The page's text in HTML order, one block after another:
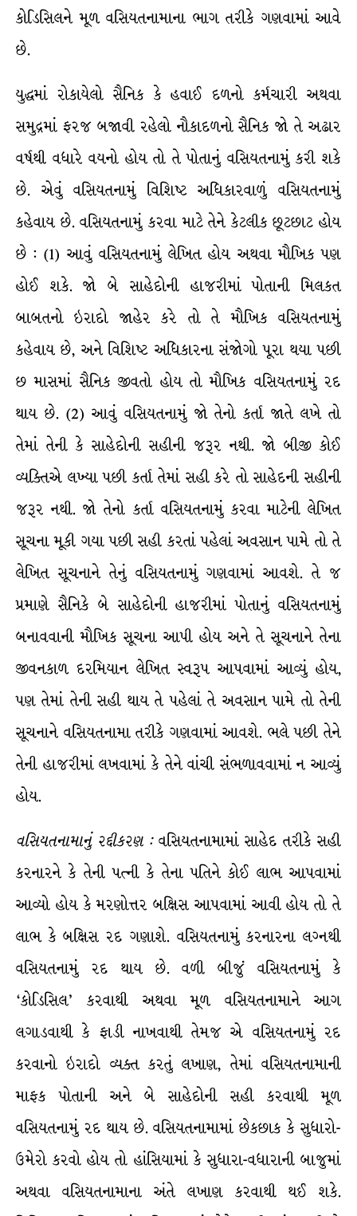
કોડિસિલને મૂળ વસિયતનામાના ભાગ તરીકે ગણવામાં આવે
છે.
યુદ્ધમાં રોકાયેલો સૈનિક કે હવાઈ દળનો કર્મચારી અથવા
સમુદ્રમાં ફરજ બજાવી રહેલો નૌકાદળનો સૈનિક જો તે અઢાર
વર્ષથી વધારે વયનો હોય તો તે પોતાનું વસિયતનામું કરી શકે
છે. એવું વસિયતનામું વિશિષ્ટ અધિકારવાળું વસિયતનામું
કહેવાય છે. વસિયતનામું કરવા માટે તેને કેટલીક છૂટછાટ હોય
છે : (1) આવું વસિયતનામું લેખિત હોય અથવા મૌખિક પણ
હોઈ શકે. જો બે સાહેદોની હાજરીમાં પોતાની મિલકત
બાબતનો ઇરાદો જાહેર કરે તો તે મૌખિક વસિયતનામું
કહેવાય છે, અને વિશિષ્ટ અધિકારના સંજોગો પૂરા થયા પછી
છ માસમાં સૈનિક જીવતો હોય તો મૌખિક વસિયતનામું રદ
થાય છે. (2) આવું વસિયતનામું જો તેનો કર્તા જાતે લખે તો
તેમાં તેની કે સાહેદોની સહીની જરૂર નથી. જો બીજી કોઈ
વ્યક્તિએ લખ્યા પછી કર્તા તેમાં સહી કરે તો સાહેદની સહીની
જરૂર નથી. જો તેનો કર્તા વસિયતનામું કરવા માટેની લેખિત
સૂચના મૂકી ગયા પછી સહી કરતાં પહેલાં અવસાન પામે તો તે
લેખિત સૂચનાને તેનું વસિયતનામું ગણવામાં આવશે. તે જ
પ્રમાણે સૈનિકે બે સાહેદોની હાજરીમાં પોતાનું વસિયતનામું
બનાવવાની મૌખિક સૂચના આપી હોય અને તે સૂચનાને તેના
જીવનકાળ દરમિયાન લેખિત સ્વરૂપ આપવામાં આવ્યું હોય,
પણ તેમાં તેની સહી થાય તે પહેલાં તે અવસાન પામે તો તેની
સૂચનાને વસિયતનામા તરીકે ગણવામાં આવશે. ભલે પછી તેને
તેની હાજરીમાં લખવામાં કે તેને વાંચી સંભળાવવામાં ન આવ્યું
હોય.
વસિયતનામાનું રદ્દીકરણ :વસિયતનામામાં સાહેદ તરીકે સહી
કરનારને કે તેની પત્ની કે તેના પતિને કોઈ લાભ આપવામાં
આવ્યો હોય કે મરણોત્તર બક્ષિસ આપવામાં આવી હોય તો તે
લાભ કે બક્ષિસ રદ ગણાશે. વસિયતનામું કરનારના લગ્નથી
વસિયતનામું રદ થાય છે. વળી બીજું વસિયતનામું કે
‘કોડિસિલ’ કરવાથી અથવા મૂળ વસિયતનામાને આગ
લગાડવાથી કે ફાડી નાખવાથી તેમજ એ વસિયતનામું રદ
કરવાનો ઇરાદો વ્યક્ત કરતું લખાણ, તેમાં વસિયતનામાની
માફક પોતાની અને બે સાહેદોની સહી કરવાથી મૂળ
વસિયતનામું રદ થાય છે. વસિયતનામામાં છેકછાક કે સુધારો-
ઉમેરો કરવો હોય તો હાંસિયામાં કે સુધારા-વધારાની બાજુમાં
અથવા વસિયતનામાના અંતે લખાણ કરવાથી થઈ શકે.